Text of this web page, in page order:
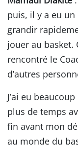
puis, il y a eu un
grandir
jouer au basket.
rencontré le
d’autres
J’ai eu
plus de temps
fin avant mon
au monde du